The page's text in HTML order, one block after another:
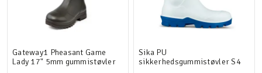
Gateway1 Pheasant Game
Lady 17" 5mm gummistøvler
Sika PU
sikkerhedsgummistøvler S4